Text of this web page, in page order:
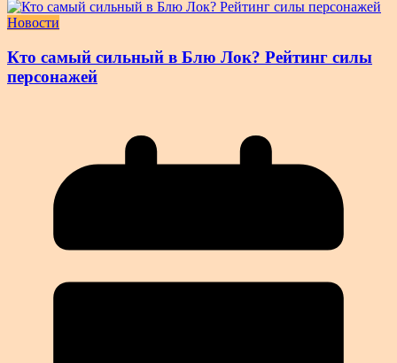
Новости
Кто самый сильный в Блю Лок? Рейтинг силы
персонажей